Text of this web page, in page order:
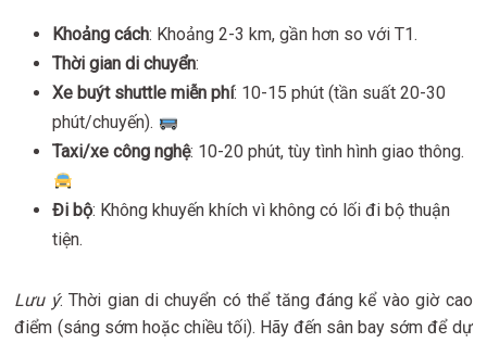
Khoảng cách: Khoảng 2-3 km, gần hơn so với T1.
Thời gian di chuyển:
Xe buýt shuttle miễn phí: 10-15 phút (tần suất 20-30
phút/chuyến).
Taxi/xe công nghệ: 10-20 phút, tùy tình hình giao thông.
Đi bộ: Không khuyến khích vì không có lối đi bộ thuận
tiện.
Lưu ý: Thời gian di chuyển có thể tăng đáng kể vào giờ cao
điểm (sáng sớm hoặc chiều tối). Hãy đến sân bay sớm để dự